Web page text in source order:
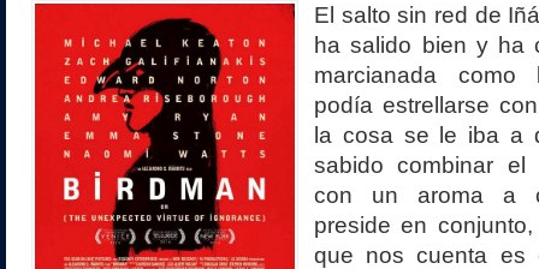
El salto sin red de
ha salido bien y ha
marcianada
podía estrellarse
la cosa se le iba a
sabido combinar el
con un aroma a
preside en
que nos cuenta es